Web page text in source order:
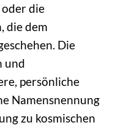
die
die dem
Die
und
persönliche
Namensnennung
zu kosmischen